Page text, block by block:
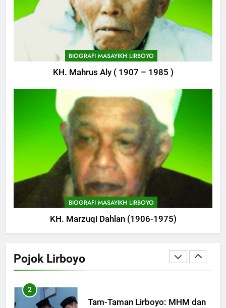
BIOGRAFI MASAYIKH LIRBOYO
KH. Mahrus Aly ( 1907 – 1985 )
BIOGRAFI MASAYIKH LIRBOYO
KH. Marzuqi Dahlan (1906-1975)
Pojok Lirboyo
Delegasi MQK Kota Kediri
Menuju Probolinggo
POJOK LIRBOYO
747
Haflah Akhirussanah, Lirboyo
Gelar Pameran
POJOK LIRBOYO
Silaturahi dan Istighosah
Bersama Kapolda Jawa Timur
POJOK LIRBOYO
Pondok Lirboyo Bangun Tempat
Khusus Sambangan Santri
2
Tam-Taman Lirboyo: MHM dan